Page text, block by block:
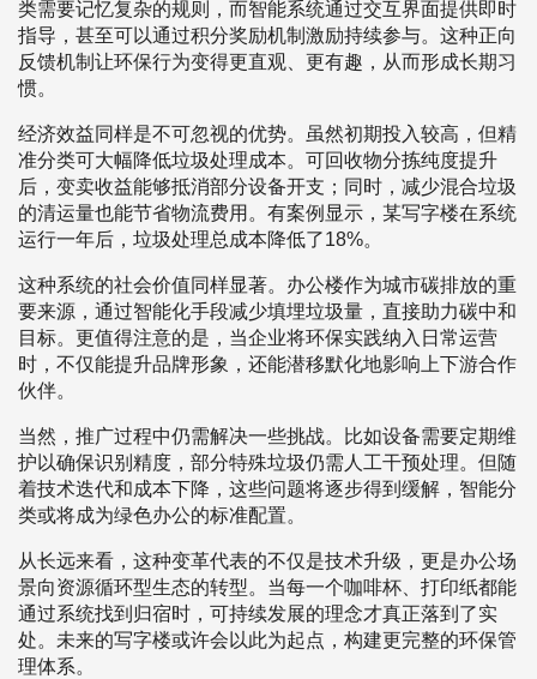
类需要记忆复杂的规则，而智能系统通过交互界面提供即时
指导，甚至可以通过积分奖励机制激励持续参与。这种正向
反馈机制让环保行为变得更直观、更有趣，从而形成长期习
惯。
经济效益同样是不可忽视的优势。虽然初期投入较高，但精
准分类可大幅降低垃圾处理成本。可回收物分拣纯度提升
后，变卖收益能够抵消部分设备开支；同时，减少混合垃圾
的清运量也能节省物流费用。有案例显示，某写字楼在系统
运行一年后，垃圾处理总成本降低了18%。
这种系统的社会价值同样显著。办公楼作为城市碳排放的重
要来源，通过智能化手段减少填埋垃圾量，直接助力碳中和
目标。更值得注意的是，当企业将环保实践纳入日常运营
时，不仅能提升品牌形象，还能潜移默化地影响上下游合作
伙伴。
当然，推广过程中仍需解决一些挑战。比如设备需要定期维
护以确保识别精度，部分特殊垃圾仍需人工干预处理。但随
着技术迭代和成本下降，这些问题将逐步得到缓解，智能分
类或将成为绿色办公的标准配置。
从长远来看，这种变革代表的不仅是技术升级，更是办公场
景向资源循环型生态的转型。当每一个咖啡杯、打印纸都能
通过系统找到归宿时，可持续发展的理念才真正落到了实
处。未来的写字楼或许会以此为起点，构建更完整的环保管
理体系。